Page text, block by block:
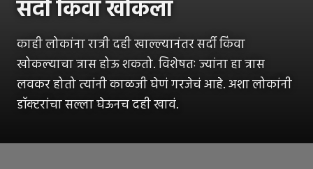
सर्दी किंवा खोकला
काही लोकांना रात्री दही खाल्ल्यानंतर सर्दी किंवा
खोकल्याचा त्रास होऊ शकतो. विशेषतः ज्यांना हा त्रास
लवकर होतो त्यांनी काळजी घेणं गरजेचं आहे. अशा लोकांनी
डॉक्टरांचा सल्ला घेऊनच दही खावं.